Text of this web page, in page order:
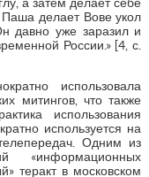
Паша делает Вове укол
давно уже заразил и
России.» [4, с.
использовала
митингов, что также
использования
используется на
Одним из
«информационных
теракт в московском